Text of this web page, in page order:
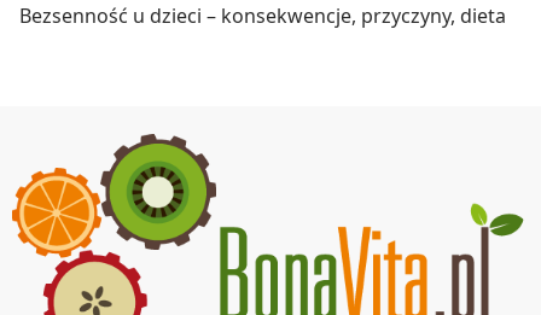
Bezsenność u dzieci – konsekwencje, przyczyny, dieta